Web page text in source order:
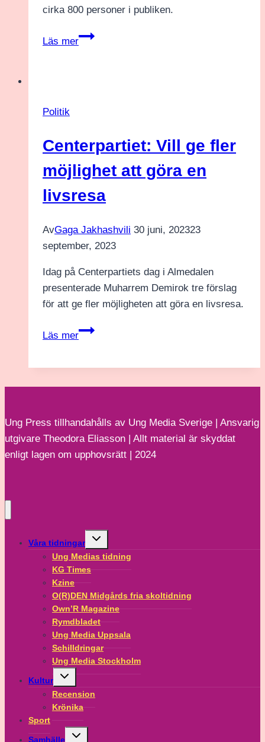
cirka 800 personer i publiken.
Läs mer
Centerpartiets
Politik
Centerpartiet: Vill ge fler
möjlighet att göra en
livsresa
AvGaga Jakhashvili 30 juni, 202323
september, 2023
Idag på Centerpartiets dag i Almedalen
presenterade Muharrem Demirok tre förslag
för att ge fler möjligheten att göra en livsresa.
Läs mer
Centerpartiet:
göra
en
livsresa
Ung Press tillhandahålls av Ung Media Sverige | Ansvarig
utgivare Theodora Eliasson | Allt material är skyddat
enligt lagen om upphovsrätt | 2024
Våra tidningar
Toggle
child
menu
Ung Medias tidning
KG Times
Kzine
O(R)DEN Midgårds fria skoltidning
Own’R Magazine
Rymdbladet
Ung Media Uppsala
Schilldringar
Ung Media Stockholm
Kultur
Toggle
child
menu
Recension
Krönika
Sport
Samhälle
Toggle